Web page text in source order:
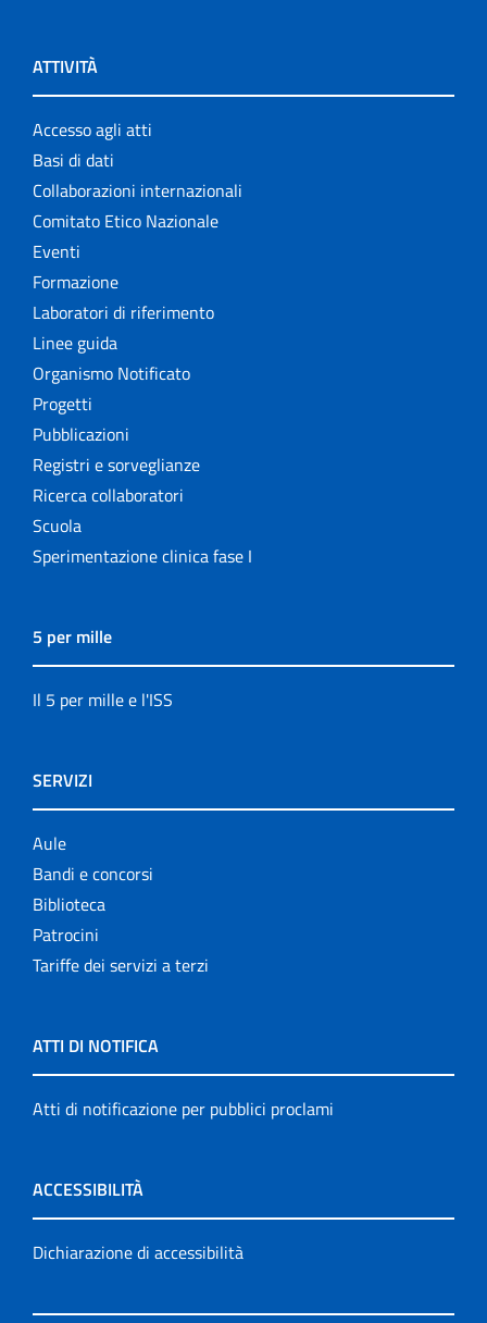
ATTIVITÀ
Accesso agli atti
Basi di dati
Collaborazioni internazionali
Comitato Etico Nazionale
Eventi
Formazione
Laboratori di riferimento
Linee guida
Organismo Notificato
Progetti
Pubblicazioni
Registri e sorveglianze
Ricerca collaboratori
Scuola
Sperimentazione clinica fase I
5 per mille
Il 5 per mille e l'ISS
SERVIZI
Aule
Bandi e concorsi
Biblioteca
Patrocini
Tariffe dei servizi a terzi
ATTI DI NOTIFICA
Atti di notificazione per pubblici proclami
ACCESSIBILITÀ
Dichiarazione di accessibilità